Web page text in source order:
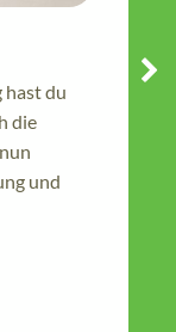
der
die
Fragen und
sich.